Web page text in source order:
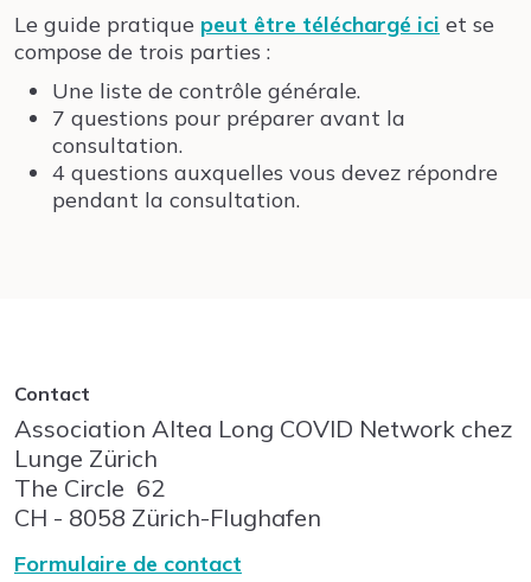
Le guide pratique peut être téléchargé ici et se
compose de trois parties :
Une liste de contrôle générale.
7 questions pour préparer avant la
consultation.
4 questions auxquelles vous devez répondre
pendant la consultation.
Contact
Association Altea Long COVID Network chez
Lunge Zürich
The Circle 62
CH - 8058 Zürich-Flughafen
Formulaire de contact